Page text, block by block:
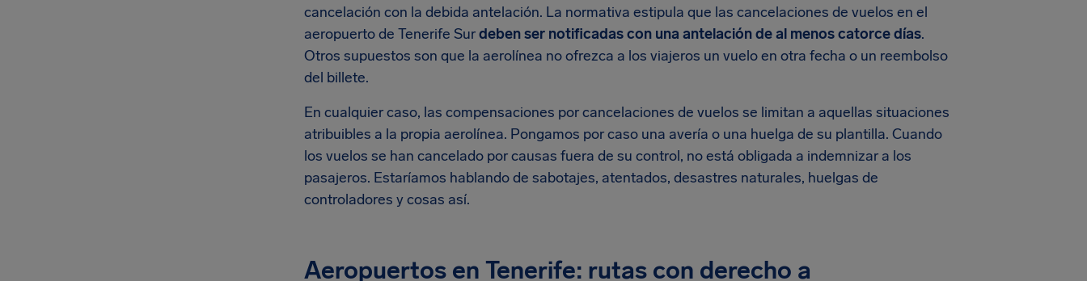
cancelación con la debida antelación. La normativa estipula que las cancelaciones de vuelos en el
aeropuerto de Tenerife Surdeben ser notificadas con una antelación de al menos catorce días.
Otros supuestos son que la aerolínea no ofrezca a los viajeros un vuelo en otra fecha o un reembolso
del billete.
En cualquier caso, las compensaciones por cancelaciones de vuelos se limitan a aquellas situaciones
atribuibles a la propia aerolínea. Pongamos por caso una avería o una huelga de su plantilla. Cuando
los vuelos se han cancelado por causas fuera de su control, no está obligada a indemnizar a los
pasajeros. Estaríamos hablando de sabotajes, atentados, desastres naturales, huelgas de
controladores y cosas así.
Aeropuertos en Tenerife: rutas con derecho a